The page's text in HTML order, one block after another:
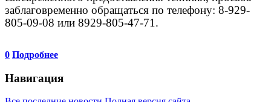
заблаговременно обращаться по телефону: 8-929-
805-09-08 или 8929-805-47-71.
0 Подробнее
Навигация